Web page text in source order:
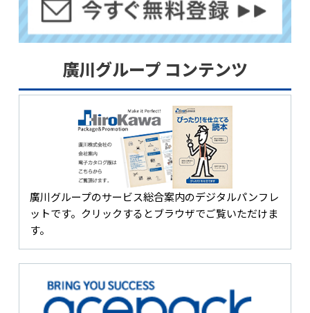
廣川グループ コンテンツ
廣川グループのサービス総合案内のデジタルパンフレ
ットです。クリックするとブラウザでご覧いただけま
す。